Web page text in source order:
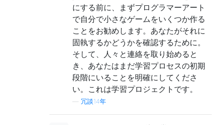
にする前に、まずプログラマーアート
で自分で小さなゲームをいくつか作る
ことをお勧めします。あなたがそれに
固執するかどうかを確認するために。
そして、人々と連絡を取り始めると
き、あなたはまだ学習プロセスの初期
段階にいることを明確にしてくださ
い。これは学習プロジェクトです。
冗談14年